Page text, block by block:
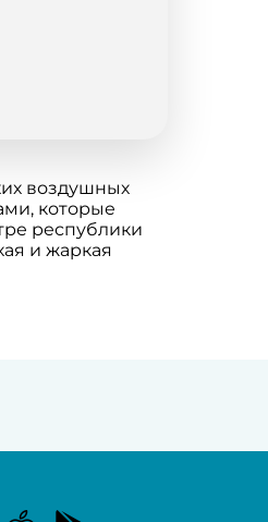
воздушных
которые
республики
и жаркая